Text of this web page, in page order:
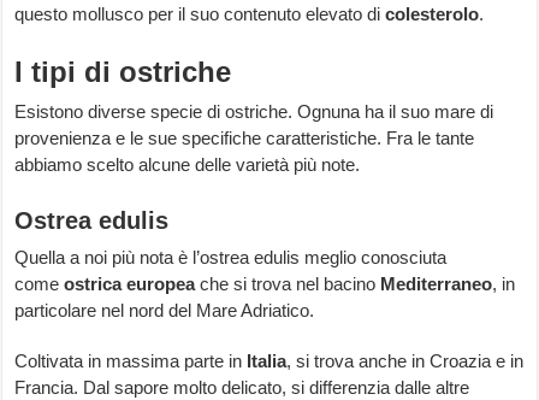
questo mollusco per il suo contenuto elevato dicolesterolo.
I tipi di ostriche
Esistono diverse specie di ostriche. Ognuna ha il suo mare di
provenienza e le sue specifiche caratteristiche. Fra le tante
abbiamo scelto alcune delle varietà più note.
Ostrea edulis
Quella a noi più nota è l’ostrea edulis meglio conosciuta
comeostrica europeache si trova nel bacino Mediterraneo, in
particolare nel nord del Mare Adriatico.
Coltivata in massima parte in Italia, si trova anche in Croazia e in
Francia. Dal sapore molto delicato, si differenzia dalle altre